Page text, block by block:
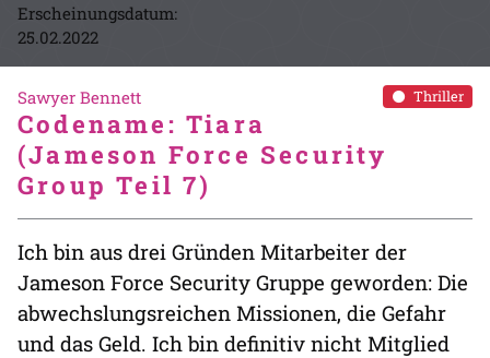
Erscheinungsdatum:
25.02.2022
Thriller
Sawyer Bennett
Codename: Tiara
(Jameson Force Security
Group Teil 7)
Ich bin aus drei Gründen Mitarbeiter der
Jameson Force Security Gruppe geworden: Die
abwechslungsreichen Missionen, die Gefahr
und das Geld. Ich bin definitiv nicht Mitglied